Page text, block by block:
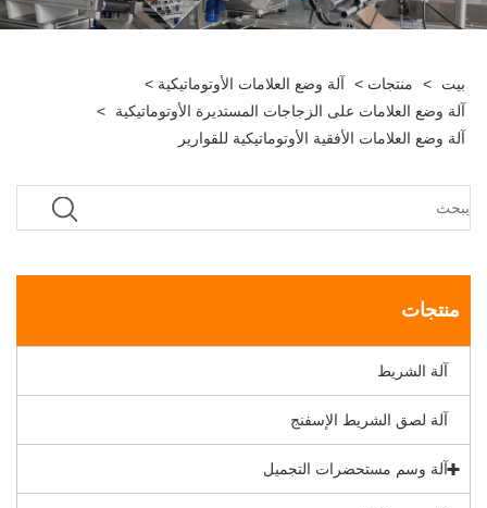
بيت > منتجات > آلة وضع العلامات الأوتوماتيكية >
آلة وضع العلامات على الزجاجات المستديرة الأوتوماتيكية
>
آلة وضع العلامات الأفقية الأوتوماتيكية للقوارير
منتجات
آلة الشريط
آلة لصق الشريط الإسفنج
آلة وسم مستحضرات التجميل